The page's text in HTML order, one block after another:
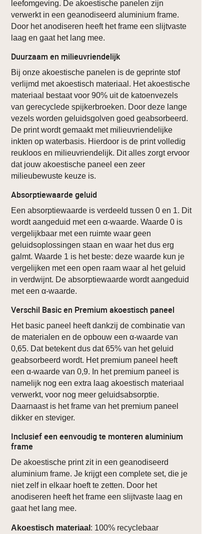
leefomgeving. De akoestische panelen zijn
verwerkt in een geanodiseerd aluminium frame.
Door het anodiseren heeft het frame een slijtvaste
laag en gaat het lang mee.
Duurzaam en milieuvriendelijk
Bij onze akoestische panelen is de geprinte stof
verlijmd met akoestisch materiaal. Het akoestische
materiaal bestaat voor 90% uit de katoenvezels
van gerecyclede spijkerbroeken. Door deze lange
vezels worden geluidsgolven goed geabsorbeerd.
De print wordt gemaakt met milieuvriendelijke
inkten op waterbasis. Hierdoor is de print volledig
reukloos en milieuvriendelijk. Dit alles zorgt ervoor
dat jouw akoestische paneel een zeer
milieubewuste keuze is.
Absorptiewaarde geluid
Een absorptiewaarde is verdeeld tussen 0 en 1. Dit
wordt aangeduid met een α-waarde. Waarde 0 is
vergelijkbaar met een ruimte waar geen
geluidsoplossingen staan en waar het dus erg
galmt. Waarde 1 is het beste: deze waarde kun je
vergelijken met een open raam waar al het geluid
in verdwijnt. De absorptiewaarde wordt aangeduid
met een α-waarde.
Verschil Basic en Premium akoestisch paneel
Het basic paneel heeft dankzij de combinatie van
de materialen en de opbouw een α-waarde van
0,65. Dat betekent dus dat 65% van het geluid
geabsorbeerd wordt. Het premium paneel heeft
een α-waarde van 0,9. In het premium paneel is
namelijk nog een extra laag akoestisch materiaal
verwerkt, voor nog meer geluidsabsorptie.
Daarnaast is het frame van het premium paneel
dikker en steviger.
Inclusief een eenvoudig te monteren aluminium
frame
De akoestische print zit in een geanodiseerd
aluminium frame. Je krijgt een complete set, die je
niet zelf in elkaar hoeft te zetten. Door het
anodiseren heeft het frame een slijtvaste laag en
gaat het lang mee.
Akoestisch materiaal : 100% recyclebaar